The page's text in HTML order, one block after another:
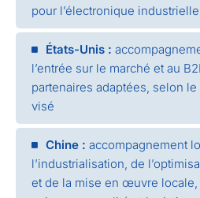
pour l’électronique industrielle
États-Unis :
l’entrée sur le marché et au
partenaires adaptées, selon
visé
Chine : accompagnement
l’industrialisation, de
et de la mise en œuvre